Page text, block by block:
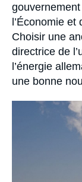
l’Économie et
Choisir une
directrice de
l’énergie
une bonne
Image
principale